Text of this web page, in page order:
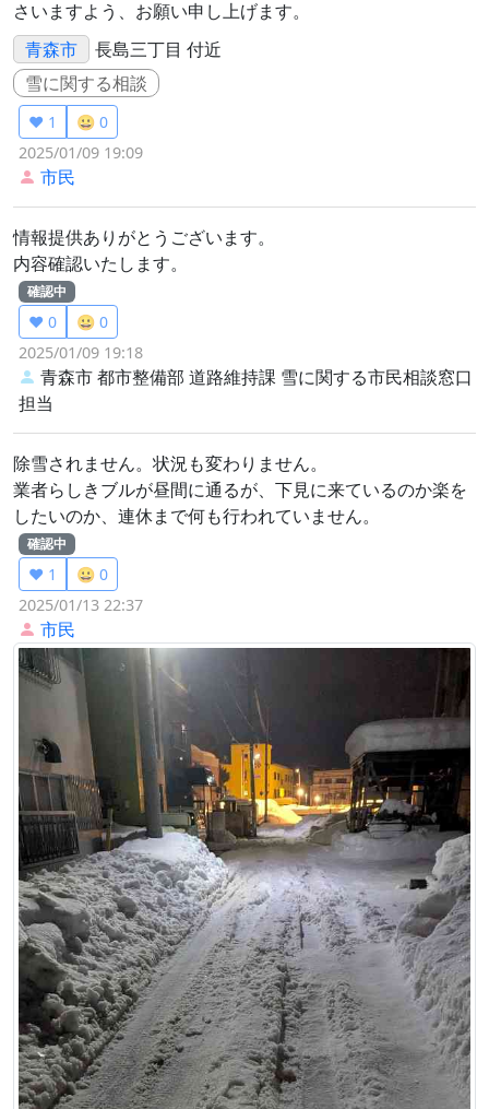
さいますよう、お願い申し上げます。
青森市
長島三丁目 付近
雪に関する相談
❤️ 1
😀 0
2025/01/09 19:09
市民
情報提供ありがとうございます。
内容確認いたします。
確認中
❤️ 0
😀 0
2025/01/09 19:18
青森市 都市整備部 道路維持課 雪に関する市民相談窓口
担当
除雪されません。状況も変わりません。
業者らしきブルが昼間に通るが、下見に来ているのか楽を
したいのか、連休まで何も行われていません。
確認中
❤️ 1
😀 0
2025/01/13 22:37
市民